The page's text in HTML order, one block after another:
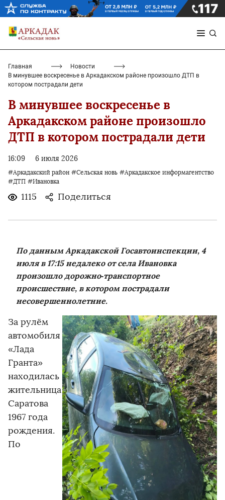
Главная
Новости
В минувшее воскресенье в Аркадакском районе произошло ДТП в
котором пострадали дети
В минувшее воскресенье в
Аркадакском районе произошло
ДТП в котором пострадали дети
16:09 6 июля 2026
#Аркадакский район #Сельская новь #Аркадакское информагентство
#ДТП #Ивановка
1115 Поделиться
По данным Аркадакской Госавтоинспекции, 4
июля в 17:15 недалеко от села Ивановка
произошло дорожно‑транспортное
происшествие, в котором пострадали
несовершеннолетние.
За рулём
автомобиля
«Лада
Гранта»
находилась
жительница
Саратова
1967 года
рождения.
По